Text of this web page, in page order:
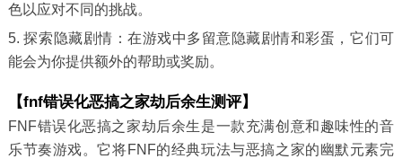
色以应对不同的挑战。
5. 探索隐藏剧情：在游戏中多留意隐藏剧情和彩蛋，它们可
能会为你提供额外的帮助或奖励。
【fnf错误化恶搞之家劫后余生测评】
FNF错误化恶搞之家劫后余生是一款充满创意和趣味性的音
乐节奏游戏。它将FNF的经典玩法与恶搞之家的幽默元素完